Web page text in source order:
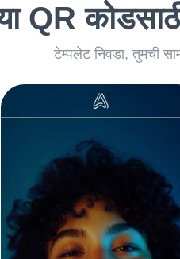
QR
टेम्पलेट निवडा, तुमची